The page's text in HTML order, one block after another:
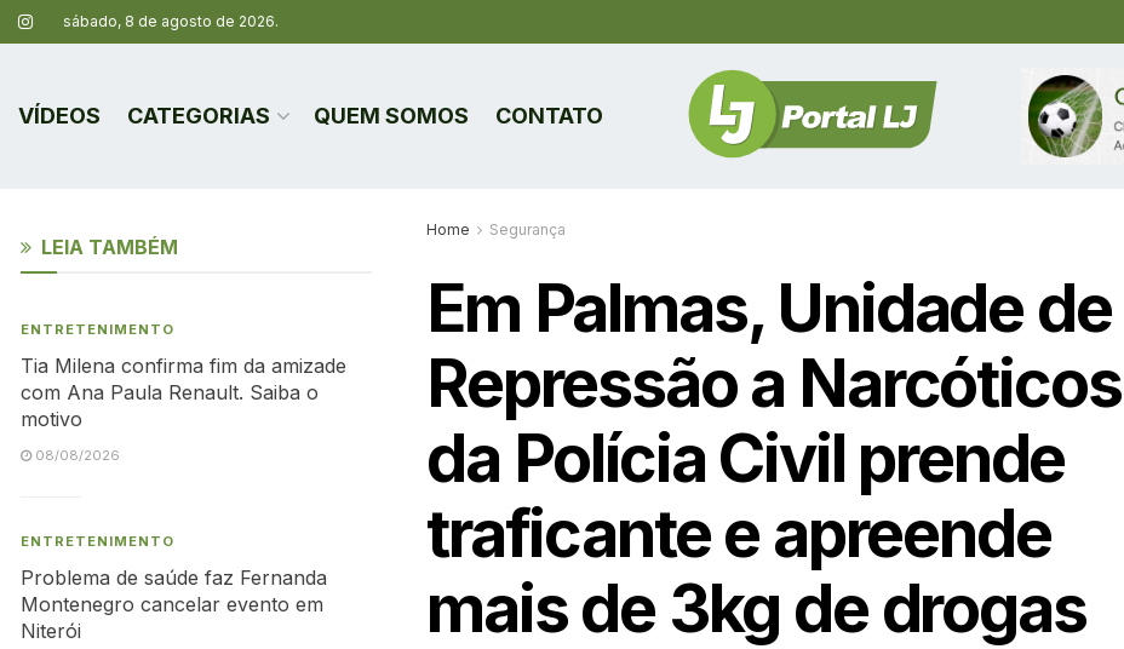
sábado, 8 de agosto de 2026.
VÍDEOS CATEGORIAS QUEM SOMOS CONTATO
Home Segurança
Em Palmas, Unidade de
Repressão a Narcóticos
da Polícia Civil prende
traficante e apreende
mais de 3kg de drogas
LEIA TAMBÉM
ENTRETENIMENTO
Tia Milena confirma fim da amizade
com Ana Paula Renault. Saiba o
motivo
08/08/2026
ENTRETENIMENTO
Problema de saúde faz Fernanda
Montenegro cancelar evento em
Niterói